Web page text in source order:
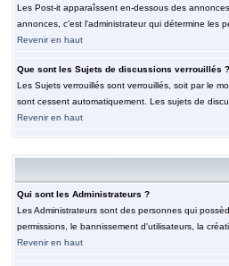
Les Post-it apparaîssent en-dessous des
annonces, c'est l'administrateur qui détermine les
Revenir en haut
Que sont les Sujets de discussions verrouillés ?
Les Sujets verrouillés sont verrouillés, soit par le
sont cessent automatiquement. Les sujets de
Revenir en haut
Qui sont les Administrateurs ?
Les Administrateurs sont des personnes qui
permissions, le bannissement d'utilisateurs, la
Revenir en haut